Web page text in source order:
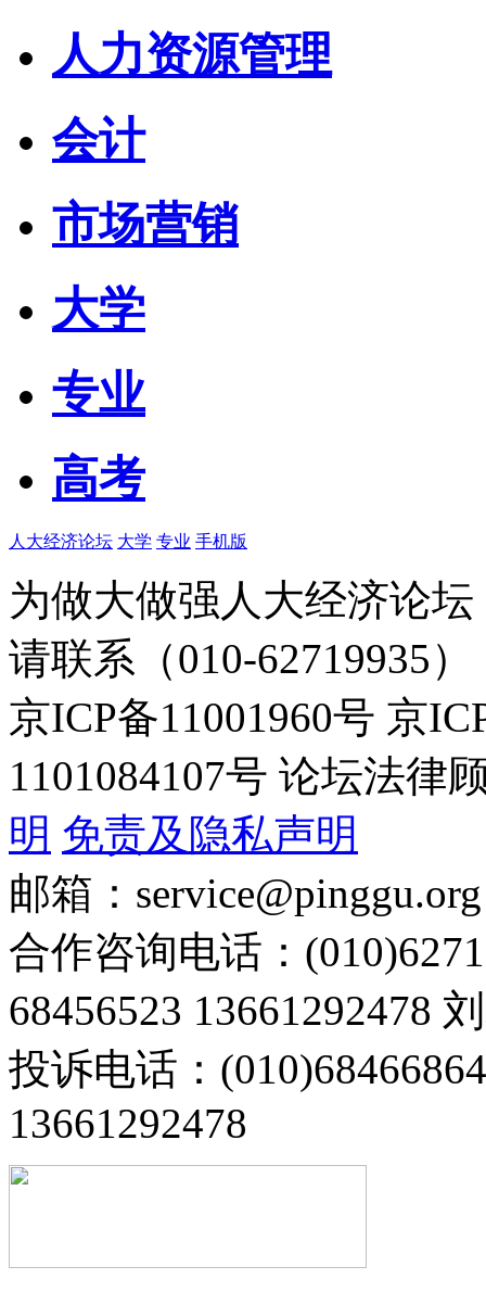
人力资源管理
会计
市场营销
大学
专业
高考
人大经济论坛 大学 专业 手机版
为做大做强人大经济论
请联系（010-62719935）
京ICP备11001960号 京
1101084107号 论坛法律
明 免责及隐私声明
邮箱：service@pinggu.org
合作咨询电话：
68456523 13661292478
投诉电话：
13661292478